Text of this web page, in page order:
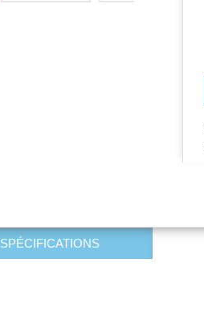
SPÉCIFICATIONS